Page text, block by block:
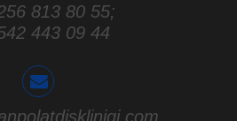
813 80 55;
443 09 44